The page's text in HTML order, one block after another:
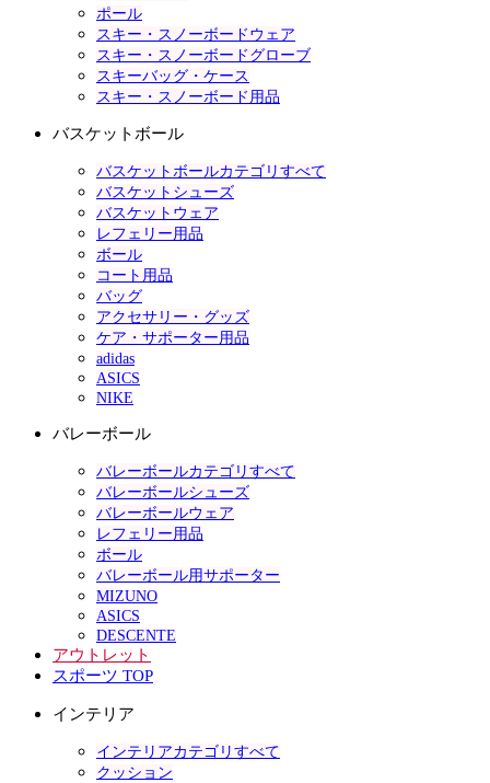
ポール
スキー・スノーボードウェア
スキー・スノーボードグローブ
スキーバッグ・ケース
スキー・スノーボード用品
バスケットボール
バスケットボールカテゴリすべて
バスケットシューズ
バスケットウェア
レフェリー用品
ボール
コート用品
バッグ
アクセサリー・グッズ
ケア・サポーター用品
adidas
ASICS
NIKE
バレーボール
バレーボールカテゴリすべて
バレーボールシューズ
バレーボールウェア
レフェリー用品
ボール
バレーボール用サポーター
MIZUNO
ASICS
DESCENTE
アウトレット
スポーツ TOP
インテリア
インテリアカテゴリすべて
クッション